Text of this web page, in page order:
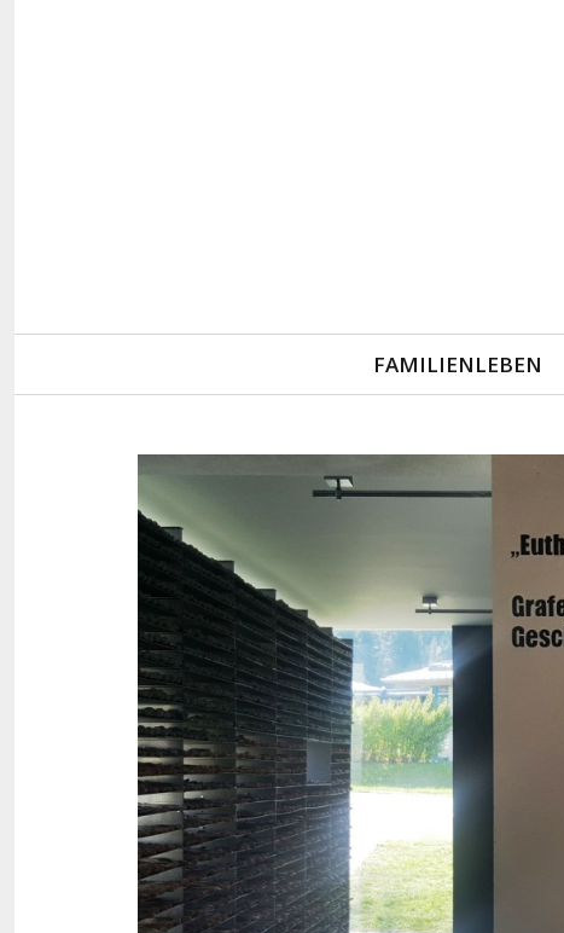
Navigation
FAMILIENLEBEN